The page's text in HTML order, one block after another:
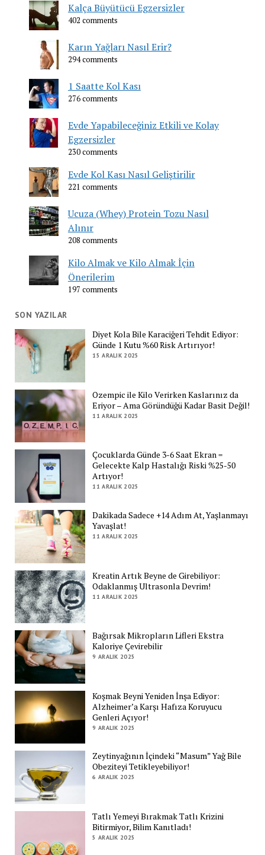
Kalça Büyütücü Egzersizler
402 comments
Karın Yağları Nasıl Erir?
294 comments
1 Saatte Kol Kası
276 comments
Evde Yapabileceğiniz Etkili ve Kolay
Egzersizler
230 comments
Evde Kol Kası Nasıl Geliştirilir
221 comments
Ucuza (Whey) Protein Tozu Nasıl
Alınır
208 comments
Kilo Almak ve Kilo Almak İçin
Önerilerim
197 comments
SON YAZILAR
Diyet Kola Bile Karaciğeri Tehdit Ediyor:
Günde 1 Kutu %60 Risk Artırıyor!
15 ARALIK 2025
Ozempic ile Kilo Verirken Kaslarınız da
Eriyor – Ama Göründüğü Kadar Basit Değil!
11 ARALIK 2025
Çocuklarda Günde 3-6 Saat Ekran =
Gelecekte Kalp Hastalığı Riski %25-50
Artıyor!
11 ARALIK 2025
Dakikada Sadece +14 Adım At, Yaşlanmayı
Yavaşlat!
11 ARALIK 2025
Kreatin Artık Beyne de Girebiliyor:
Odaklanmış Ultrasonla Devrim!
11 ARALIK 2025
Bağırsak Mikropların Lifleri Ekstra
Kaloriye Çevirebilir
9 ARALIK 2025
Koşmak Beyni Yeniden İnşa Ediyor:
Alzheimer’a Karşı Hafıza Koruyucu
Genleri Açıyor!
9 ARALIK 2025
Zeytinyağının İçindeki “Masum” Yağ Bile
Obeziteyi Tetikleyebiliyor!
6 ARALIK 2025
Tatlı Yemeyi Bırakmak Tatlı Krizini
Bitirmiyor, Bilim Kanıtladı!
5 ARALIK 2025